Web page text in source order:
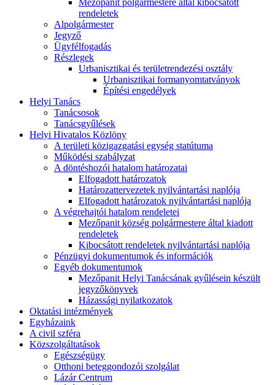
rendeletek
Alpolgármester
Jegyző
Ügyfélfogadás
Részlegek
Urbanisztikai és területrendezési osztály
Urbanisztikai formanyomtatványok
Építési engedélyek
Helyi Tanács
Tanácsosok
Tanácsgyűlések
Helyi Hivatalos Közlöny
A területi közigazgatási egység statútuma
Működési szabályzat
A döntéshozói hatalom határozatai
Elfogadott határozatok
Határozattervezetek nyilvántartási naplója
Elfogadott határozatok nyilvántartási naplója
A végrehajtói hatalom rendeletei
Mezőpanit község polgármestere által kiadott
rendeletek
Kibocsátott rendeletek nyilvántartási naplója
Pénzügyi dokumentumok és információk
Egyéb dokumentumok
Mezőpanit Helyi Tanácsának gyűlésein készült
jegyzőkönyvek
Házassági nyilatkozatok
Oktatási intézmények
Egyházaink
A civil szféra
Közszolgáltatások
Egészségügy
Otthoni beteggondozói szolgálat
Lázár Centrum